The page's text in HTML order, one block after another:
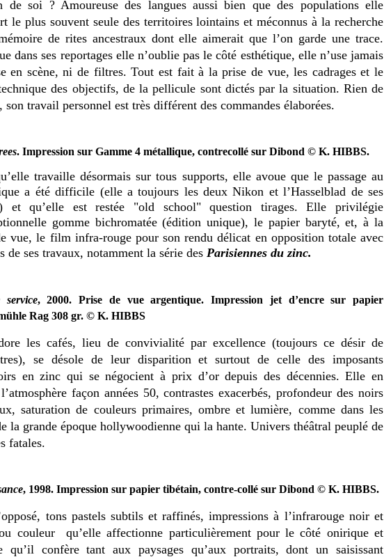
de soi ? Amoureuse des langues aussi bien que des populations elle
le plus souvent seule des territoires lointains et méconnus à la recherche
de rites ancestraux dont elle aimerait que l’on garde une trace.
dans ses reportages elle n’oublie pas le côté esthétique, elle n’use jamais
en scène, ni de filtres. Tout est fait à la prise de vue, les cadrages et le
des objectifs, de la pellicule sont dictés par la situation. Rien de
son travail personnel est très différent des commandes élaborées.
. Impression sur Gamme 4 métallique, contrecollé sur Dibond © K. HIBBS.
travaille désormais sur tous supports, elle avoue que le passage au
a été difficile (elle a toujours les deux Nikon et l’Hasselblad de ses
et qu’elle est restée "old school" question tirages. Elle privilégie
gomme bichromatée (édition unique), le papier baryté, et, à la
vue, le film infra-rouge pour son rendu délicat en opposition totale avec
de ses travaux, notamment la série des Parisiennes du zinc.
, 2000. Prise de vue argentique. Impression jet d’encre sur papier
Rag 308 gr. © K. HIBBS
les cafés, lieu de convivialité par excellence (toujours ce désir de
se désole de leur disparition et surtout de celle des imposants
en zinc qui se négocient à prix d’or depuis des décennies. Elle en
façon années 50, contrastes exacerbés, profondeur des noirs
saturation de couleurs primaires, ombre et lumière, comme dans les
la grande époque hollywoodienne qui la hante. Univers théâtral peuplé de
fatales.
, 1998. Impression sur papier tibétain, contre-collé sur Dibond © K. HIBBS.
tons pastels subtils et raffinés, impressions à l’infrarouge noir et
couleur qu’elle affectionne particulièrement pour le côté onirique et
qu’il confère tant aux paysages qu’aux portraits, dont un saisissant